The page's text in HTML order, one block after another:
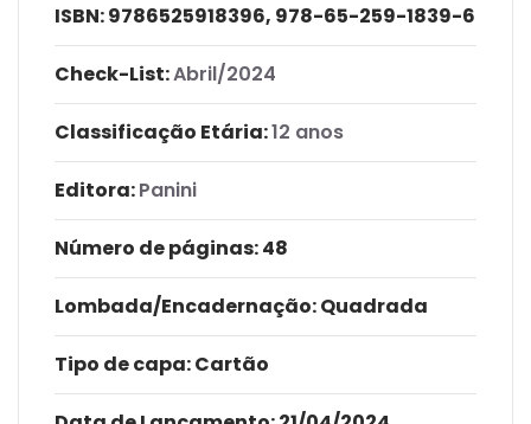
ISBN:9786525918396, 978-65-259-1839-6
Check-List:Abril/2024
Classificação Etária:12 anos
Editora:Panini
Número de páginas: 48
Lombada/Encadernação: Quadrada
Tipo de capa:Cartão